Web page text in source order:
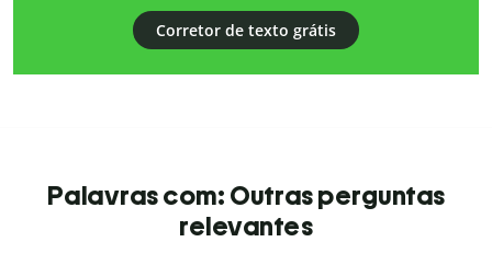
Corretor de texto grátis
Palavras com: Outras perguntas
relevantes